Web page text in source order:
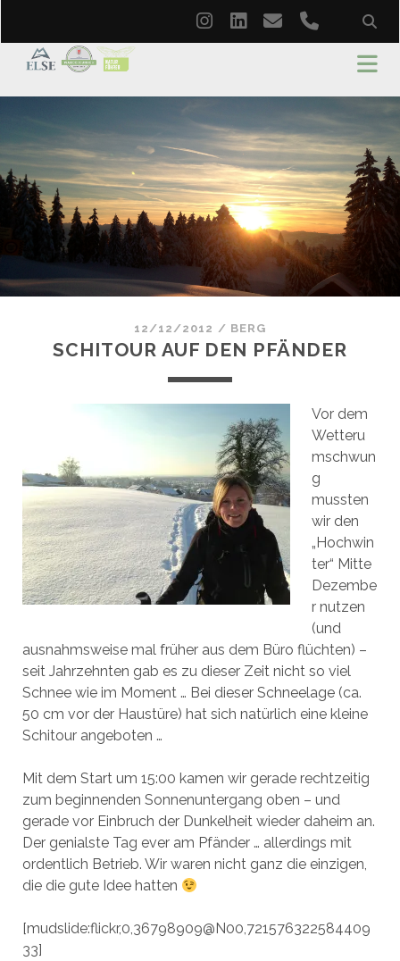
instagram
linkedin
emailphone
12/12/2012 / BERG
SCHITOUR AUF DEN PFÄNDER
Vor dem
Wetteru
mschwun
g
mussten
wir den
„Hochwin
ter“ Mitte
Dezembe
r nutzen
(und
ausnahmsweise mal früher aus dem Büro flüchten) –
seit Jahrzehnten gab es zu dieser Zeit nicht so viel
Schnee wie im Moment … Bei dieser Schneelage (ca.
50 cm vor der Haustüre) hat sich natürlich eine kleine
Schitour angeboten …
Mit dem Start um 15:00 kamen wir gerade rechtzeitig
zum beginnenden Sonnenuntergang oben – und
gerade vor Einbruch der Dunkelheit wieder daheim an.
Der genialste Tag ever am Pfänder … allerdings mit
ordentlich Betrieb. Wir waren nicht ganz die einzigen,
die die gute Idee hatten
[mudslide:flickr,0,36798909@N00,721576322584409
33]